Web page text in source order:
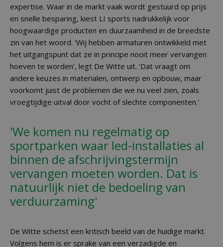
expertise. Waar in de markt vaak wordt gestuurd op prijs
en snelle besparing, kiest LI sports nadrukkelijk voor
hoogwaardige producten en duurzaamheid in de breedste
zin van het woord. 'Wij hebben armaturen ontwikkeld met
het uitgangspunt dat ze in principe nooit meer vervangen
hoeven te worden', legt De Witte uit. 'Dat vraagt om
andere keuzes in materialen, ontwerp en opbouw, maar
voorkomt juist de problemen die we nu veel zien, zoals
vroegtijdige uitval door vocht of slechte componenten.'
'We komen nu regelmatig op
sportparken waar led-installaties al
binnen de afschrijvingstermijn
vervangen moeten worden. Dat is
natuurlijk niet de bedoeling van
verduurzaming'
De Witte schetst een kritisch beeld van de huidige markt.
Volgens hem is er sprake van een verzadigde en